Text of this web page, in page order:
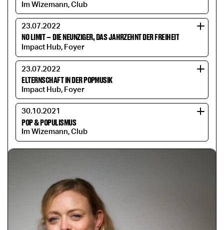
Im Wizemann, Club
23.07.2022
NO LIMIT–DIE NEUNZIGER, DAS JAHRZEHNT DER FREIHEIT
Impact Hub, Foyer
23.07.2022
ELTERNSCHAFT IN DER POPMUSIK
Impact Hub, Foyer
30.10.2021
POP & POPULISMUS
Im Wizemann, Club